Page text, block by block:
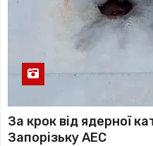
За крок від ядерної
Запорізьку АЕС